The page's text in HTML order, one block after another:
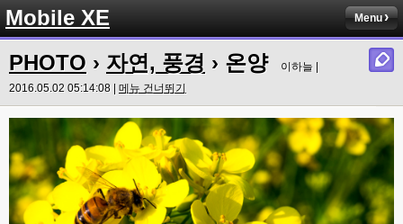
Mobile XE Menu
PHOTO › 자연, 풍경 › 온양
이하늘 |
2016.05.02 05:14:08 | 메뉴 건너뛰기